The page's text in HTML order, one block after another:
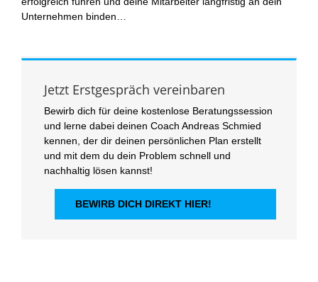
Unternehmen binden…
Jetzt Erstgespräch vereinbaren
Bewirb dich für deine kostenlose Beratungssession
und lerne dabei deinen Coach Andreas Schmied
kennen, der dir deinen persönlichen Plan erstellt
und mit dem du dein Problem schnell und
nachhaltig lösen kannst!
BEWIRB DICH DIREKT HIER!